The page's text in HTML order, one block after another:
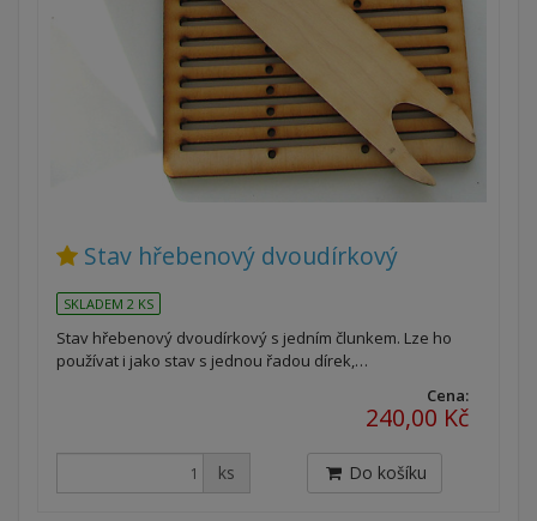
Stav hřebenový dvoudírkový
SKLADEM 2 KS
Stav hřebenový dvoudírkový s jedním člunkem. Lze ho
používat i jako stav s jednou řadou dírek,…
Cena:
240,00 Kč
ks Do košíku